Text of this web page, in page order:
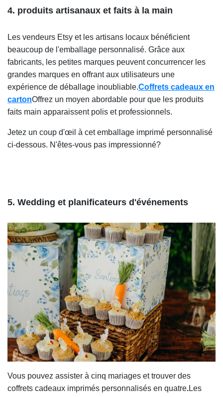
4. produits artisanaux et faits à la main
Les vendeurs Etsy et les artisans locaux bénéficient
beaucoup de l'emballage personnalisé. Grâce aux
fabricants, les petites marques peuvent concurrencer les
grandes marques en offrant aux utilisateurs une
expérience de déballage inoubliable.Coffrets cadeaux en
cartonOffrez un moyen abordable pour que les produits
faits main apparaissent polis et professionnels.
Jetez un coup d'œil à cet emballage imprimé personnalisé
ci-dessous. N'êtes-vous pas impressionné?
5. Wedding et planificateurs d'événements
Vous pouvez assister à cinq mariages et trouver des
coffrets cadeaux imprimés personnalisés en quatre.Les